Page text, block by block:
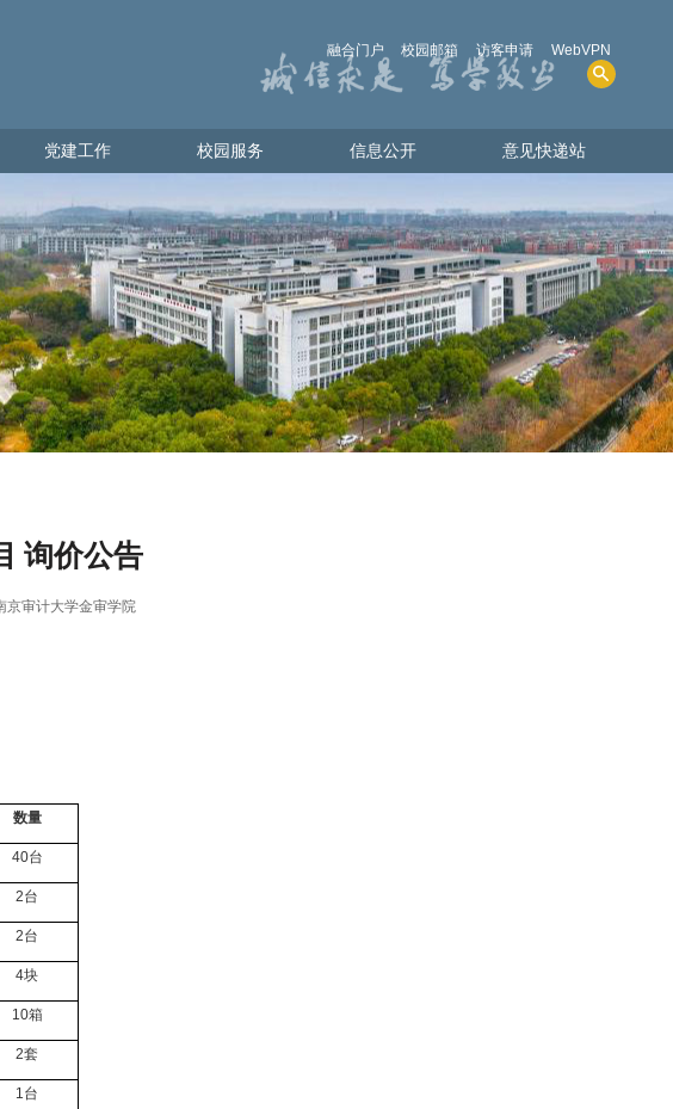
融合门户 校园邮箱 访客申请 WebVPN
党建工作
党建通知
党员发展
党员教育
党员管理
党校工作
党日活动
政策文件
下载专区
校园服务
人才招聘
图书资源
电话查询
共享物资
信息公开
学院概况
招生考试
财务、资产及收费
人事师资
教学质量
学生管理服务
学位、学科
实验室安全
意见快递站
党建工作 校园服务 信息公开 意见快递站
询价公告
京审计大学金审学院
数量
40台
2台
2台
4块
10箱
2套
1台